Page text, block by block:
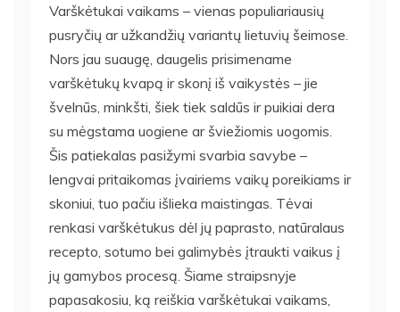
Varškėtukai vaikams – vienas populiariausių
pusryčių ar užkandžių variantų lietuvių šeimose.
Nors jau suaugę, daugelis prisimename
varškėtukų kvapą ir skonį iš vaikystės – jie
švelnūs, minkšti, šiek tiek saldūs ir puikiai dera
su mėgstama uogiene ar šviežiomis uogomis.
Šis patiekalas pasižymi svarbia savybe –
lengvai pritaikomas įvairiems vaikų poreikiams ir
skoniui, tuo pačiu išlieka maistingas. Tėvai
renkasi varškėtukus dėl jų paprasto, natūralaus
recepto, sotumo bei galimybės įtraukti vaikus į
jų gamybos procesą. Šiame straipsnyje
papasakosiu, ką reiškia varškėtukai vaikams,